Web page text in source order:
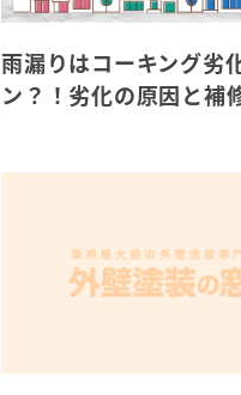
雨漏りはコーキング劣
ン？！劣化の原因と補